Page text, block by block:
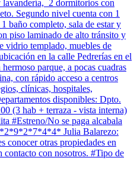
lavandería, 2 dormitorios con
Segundo nivel cuenta con 1
baño completo, sala de estar y
piso laminado de alto tránsito y
vidrio templado, muebles de
en la calle Pedrerías en el
parque, a pocas cuadras
con rápido acceso a centros
clínicas, hospitales,
disponibles: Dpto.
(3 hab + terraza - vista interna)
#Estreno/No se paga alcabala
Julia Balarezo:
otras propiedades en
contacto con nosotros. #Tipo de